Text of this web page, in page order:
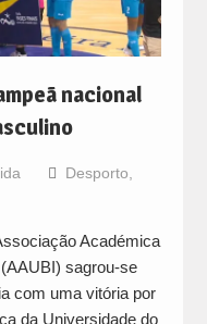
nacional
Desporto
Académica
sagrou-se
com uma vitória por
da Universidade do